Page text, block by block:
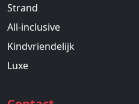
Strand
All-inclusive
Kindvriendelijk
Luxe